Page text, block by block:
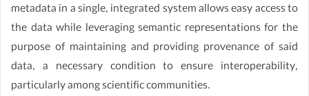
metadata in a single, integrated system allows easy access to
the data while leveraging semantic representations for the
purpose of maintaining and providing provenance of said
data, a necessary condition to ensure interoperability,
particularly among scientific communities.